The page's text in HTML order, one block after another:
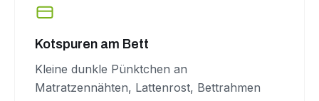
Kotspuren am Bett
Kleine dunkle Pünktchen an
Matratzennähten, Lattenrost, Bettrahmen